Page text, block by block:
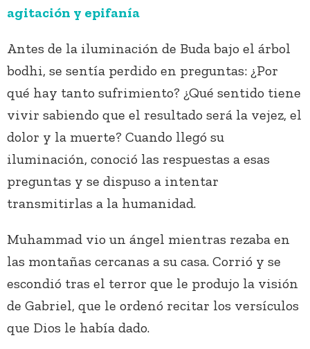
agitación y epifanía
Antes de la iluminación de Buda bajo el árbol
bodhi, se sentía perdido en preguntas: ¿Por
qué hay tanto sufrimiento? ¿Qué sentido tiene
vivir sabiendo que el resultado será la vejez, el
dolor y la muerte? Cuando llegó su
iluminación, conoció las respuestas a esas
preguntas y se dispuso a intentar
transmitirlas a la humanidad.
Muhammad vio un ángel mientras rezaba en
las montañas cercanas a su casa. Corrió y se
escondió tras el terror que le produjo la visión
de Gabriel, que le ordenó recitar los versículos
que Dios le había dado.